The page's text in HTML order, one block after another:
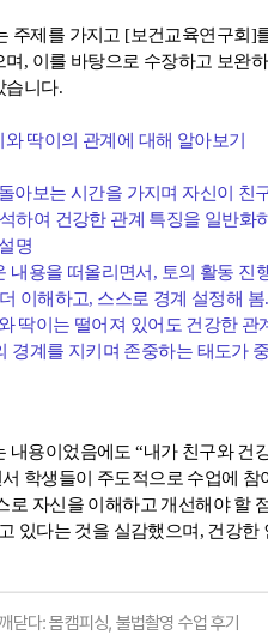
주제를 가지고 [보건교육연구회 ]
며 , 이를 바탕으로 수장하고 보완
습니다.
딱이의 관계에 대해 알아보기
아보는 시간을 가지며 자신이 친
하여 건강한 관계 특징을 일반화
명
내용을 떠올리면서 , 토의 활동 진
이해하고, 스스로 경계 설정해 봄
딱이는 떨어져 있어도 건강한 관
경계를 지키며 존중하는 태도가
내용이었음에도“내가 친구와 건
학생들이 주도적으로 수업에
로 자신을 이해하고 개선해야 할
있다는 것을 실감했으며 , 건강한
닫다: 몸캠피싱, 불법촬영 수업 후기